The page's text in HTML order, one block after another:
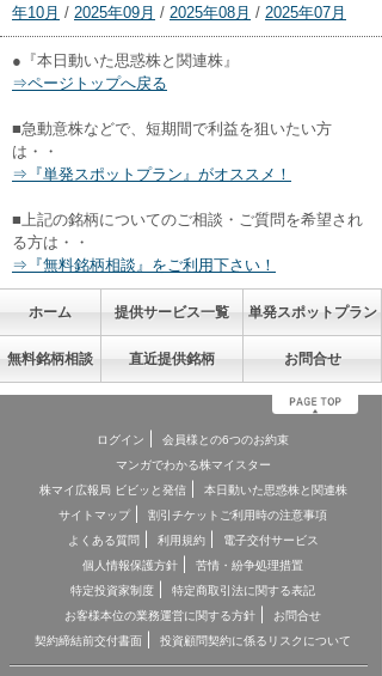
年10月 / 2025年09月 / 2025年08月 / 2025年07月
●『本日動いた思惑株と関連株』
⇒ページトップへ戻る
■急動意株などで、短期間で利益を狙いたい方
は・・
⇒『単発スポットプラン』がオススメ！
■上記の銘柄についてのご相談・ご質問を希望され
る方は・・
⇒『無料銘柄相談』をご利用下さい！
ホーム 提供サービス一覧 単発スポットプラン
無料銘柄相談 直近提供銘柄 お問合せ
ログイン
会員様との6つのお約束
マンガでわかる株マイスター
株マイ広報局 ビビッと発信
本日動いた思惑株と関連株
サイトマップ
割引チケットご利用時の注意事項
よくある質問
利用規約
電子交付サービス
個人情報保護方針
苦情・紛争処理措置
特定投資家制度
特定商取引法に関する表記
お客様本位の業務運営に関する方針
お問合せ
契約締結前交付書面
投資顧問契約に係るリスクについて